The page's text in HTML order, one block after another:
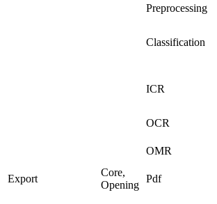
Preprocessing
Classification
ICR
OCR
OMR
Export
Core,
Opening
Pdf